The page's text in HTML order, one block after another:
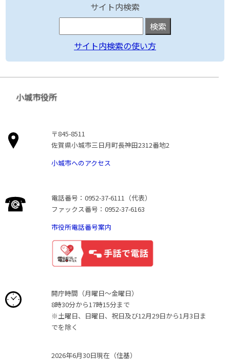
サイト内検索
サイト内検索の使い方
小城市役所
〒845-8511
佐賀県小城市三日月町長神田2312番地2
小城市へのアクセス
電話番号：0952-37-6111（代表）
ファックス番号：0952-37-6163
市役所電話番号案内
開庁時間（月曜日〜金曜日）
8時30分から17時15分まで
※土曜日、日曜日、祝日及び12月29日から1月3日ま
でを除く
2026年6月30日現在（住基）